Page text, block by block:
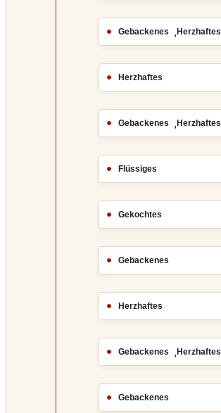
Gebackenes ,Herzhaftes
Herzhaftes
Gebackenes ,Herzhaftes
Flüssiges
Gekochtes
Gebackenes
Herzhaftes
Gebackenes ,Herzhaftes
Gebackenes